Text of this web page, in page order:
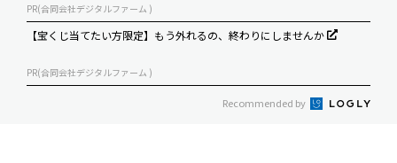
PR(合同会社デジタルファーム )
【宝くじ当てたい方限定】もう外れるの、終わりにしませんか
PR(合同会社デジタルファーム )
Recommended by